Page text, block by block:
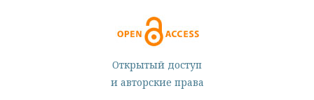
Открытый доступ
и авторские права